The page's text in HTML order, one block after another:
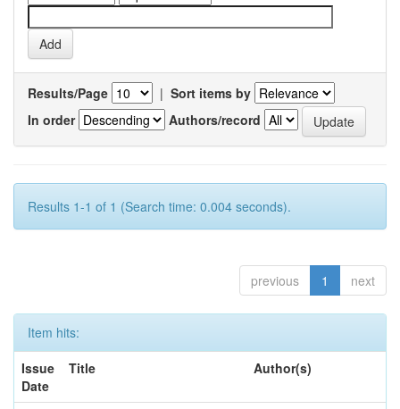
Results/Page | Sort items by
In order
Authors/record
Results 1-1 of 1 (Search time: 0.004 seconds).
previous 1 next
Item hits:
Issue
Date
Title Author(s)